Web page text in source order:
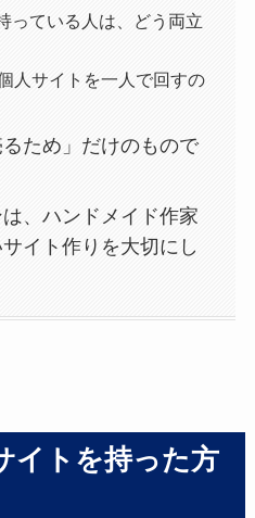
っている人は、どう両立
人サイトを一人で回すの
ため」だけのもので
、ハンドメイド作家
イト作りを大切にし
イトを持った方